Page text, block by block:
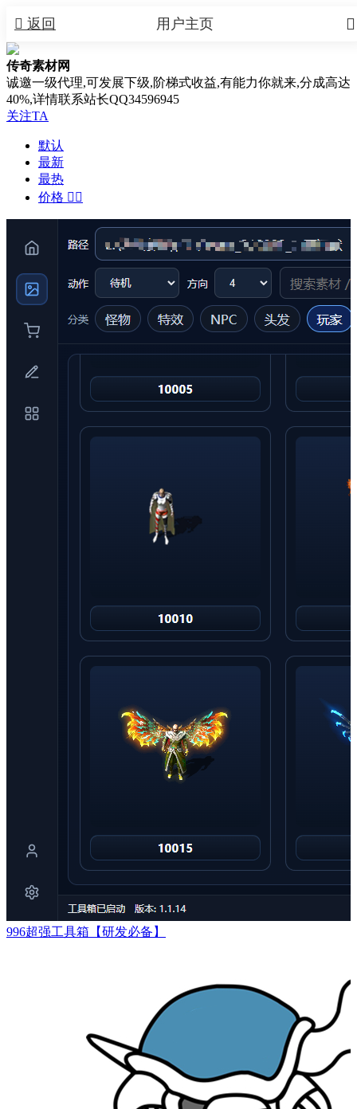
 返回 
用户主页
传奇素材网
诚邀一级代理,可发展下级,阶梯式收益,有能力你就来,分成高达
40%,详情联系站长QQ34596945
关注TA
默认
最新
最热
价格  
996超强工具箱【研发必备】